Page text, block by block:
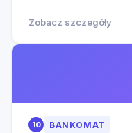
Zobacz szczegóły
10 BANKOMAT